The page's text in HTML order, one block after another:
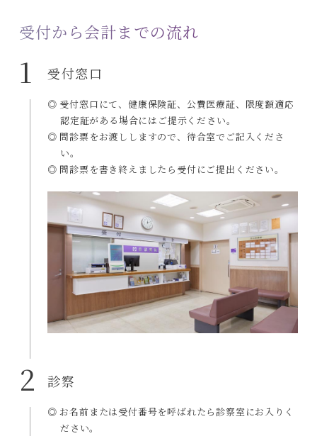
受付から会計までの流れ
1 受付窓口
◎ 受付窓口にて、健康保険証、公費医療証、限度額適応
認定証がある場合にはご提示ください。
◎ 問診票をお渡ししますので、待合室でご記入くださ
い。
◎ 問診票を書き終えましたら受付にご提出ください。
2 診察
◎ お名前または受付番号を呼ばれたら診察室にお入りく
ださい。